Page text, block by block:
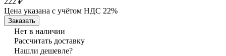
Цена указана с учётом НДС 22%
Заказать
Нет в наличии
Рассчитать доставку
Нашли дешевле?